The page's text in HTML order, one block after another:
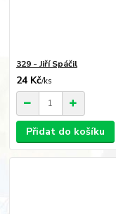
329 - Jiří Spáčil
24 Kč/ks
Přidat do košíku